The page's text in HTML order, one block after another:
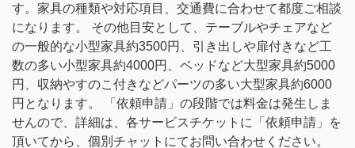
す。家具の種類や対応項目、交通費に合わせて都度ご相談
になります。 その他目安として、テーブルやチェアなど
の一般的な小型家具約3500円、引き出しや扉付きなど工
数の多い小型家具約4000円、ベッドなど大型家具約5000
円、収納やすのこ付きなどパーツの多い大型家具約6000
円となります。 「依頼申請」の段階では料金は発生しま
せんので、詳細は、各サービスチケットに「依頼申請」を
頂いてから、個別チャットにてお問い合わせください。